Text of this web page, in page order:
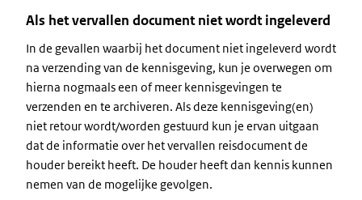
Als het vervallen document niet wordt ingeleverd
In de gevallen waarbij het document niet ingeleverd wordt
na verzending van de kennisgeving, kun je overwegen om
hierna nogmaals een of meer kennisgevingen te
verzenden en te archiveren. Als deze kennisgeving(en)
niet retour wordt/worden gestuurd kun je ervan uitgaan
dat de informatie over het vervallen reisdocument de
houder bereikt heeft. De houder heeft dan kennis kunnen
nemen van de mogelijke gevolgen.